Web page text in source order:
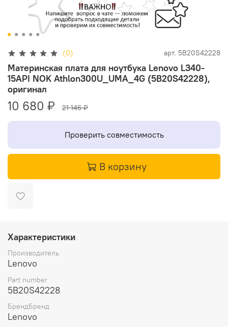
(0) арт. 5B20S42228
Материнская плата для ноутбука Lenovo L340-
15API NOK Athlon300U_UMA_4G (5B20S42228),
оригинал
10 680 ₽ 21 146 ₽
Проверить совместимость
В корзину
Характеристики
Производитель
Lenovo
Part number
5B20S42228
БрендБренд
Lenovo